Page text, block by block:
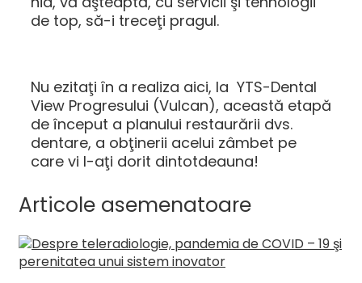
de top, să-i treceţi pragul.
Nu ezitaţi în a realiza aici, la YTS-Dental
View Progresului (Vulcan), această etapă
de început a planului restaurării dvs.
dentare, a obţinerii acelui zâmbet pe
care vi l-aţi dorit dintotdeauna!
Articole asemenatoare